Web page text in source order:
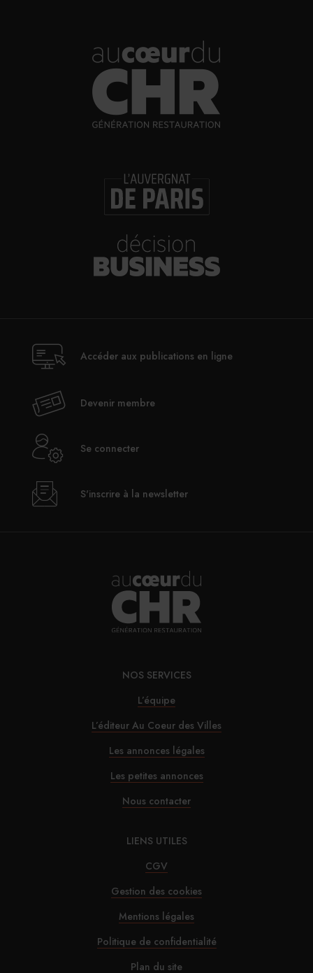
Accéder aux publications en ligne
Devenir membre
Se connecter
S'inscrire à la newsletter
NOS SERVICES
L’équipe
L’éditeur Au Coeur des Villes
Les annonces légales
Les petites annonces
Nous contacter
LIENS UTILES
CGV
Gestion des cookies
Mentions légales
Politique de confidentialité
Plan du site